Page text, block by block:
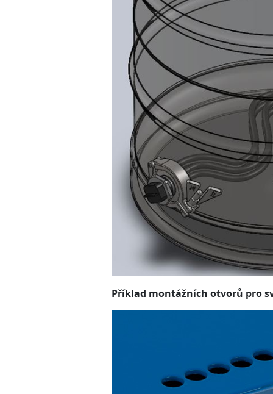
Příklad montážních otvorů pro